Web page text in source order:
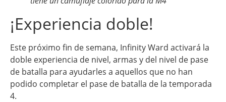
¡Experiencia doble!
Este próximo fin de semana, Infinity Ward activará la
doble experiencia de nivel, armas y del nivel de pase
de batalla para ayudarles a aquellos que no han
podido completar el pase de batalla de la temporada
4.